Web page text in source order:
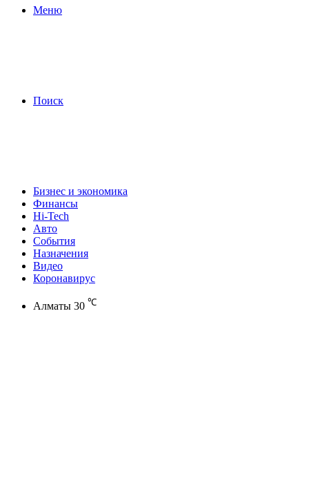
Меню
Поиск
Бизнес и экономика
Финансы
Hi-Tech
Авто
События
Назначения
Видео
Коронавирус
Алматы 30 ℃